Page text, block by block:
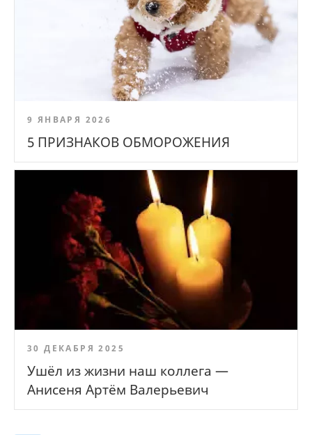
9 ЯНВАРЯ 2026
5 ПРИЗНАКОВ ОБМОРОЖЕНИЯ
30 ДЕКАБРЯ 2025
Ушёл из жизни наш коллега —
Анисеня Артём Валерьевич